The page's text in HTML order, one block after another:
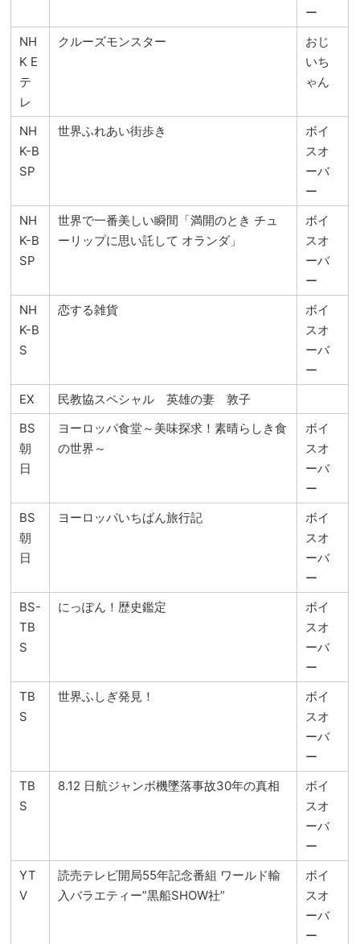
ー
NH
K E
テ
レ
クルーズモンスター
おじ
いち
ゃん
NH
K-B
SP
世界ふれあい街歩き
ボイ
スオ
ーバ
ー
NH
K-B
SP
世界で一番美しい瞬間「満開のとき チュ
ーリップに思い託して オランダ」
ボイ
スオ
ーバ
ー
NH
K-B
S
恋する雑貨
ボイ
スオ
ーバ
ー
EX
民教協スペシャル 英雄の妻 敦子
BS
朝
日
ヨーロッパ食堂～美味探求！素晴らしき食
の世界～
ボイ
スオ
ーバ
ー
BS
朝
日
ヨーロッパいちばん旅行記
ボイ
スオ
ーバ
ー
BS-
TB
S
にっぽん！歴史鑑定
ボイ
スオ
ーバ
ー
TB
S
世界ふしぎ発見！
ボイ
スオ
ーバ
ー
TB
S
8.12 日航ジャンボ機墜落事故30年の真相
ボイ
スオ
ーバ
ー
YT
V
読売テレビ開局55年記念番組 ワールド輸
入バラエティー”黒船SHOW社”
ボイ
スオ
ーバ
ー